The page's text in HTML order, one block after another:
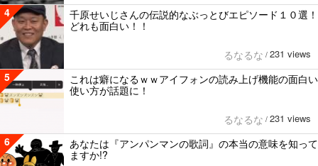
4
千原せいじさんの伝説的なぶっとびエピソード１０選！
どれも面白い！！
るなるな / 231 views
5
これは癖になるｗｗアイフォンの読み上げ機能の面白い
使い方が話題に！
るなるな / 231 views
6
あなたは『アンパンマンの歌詞』の本当の意味を知って
ますか!?